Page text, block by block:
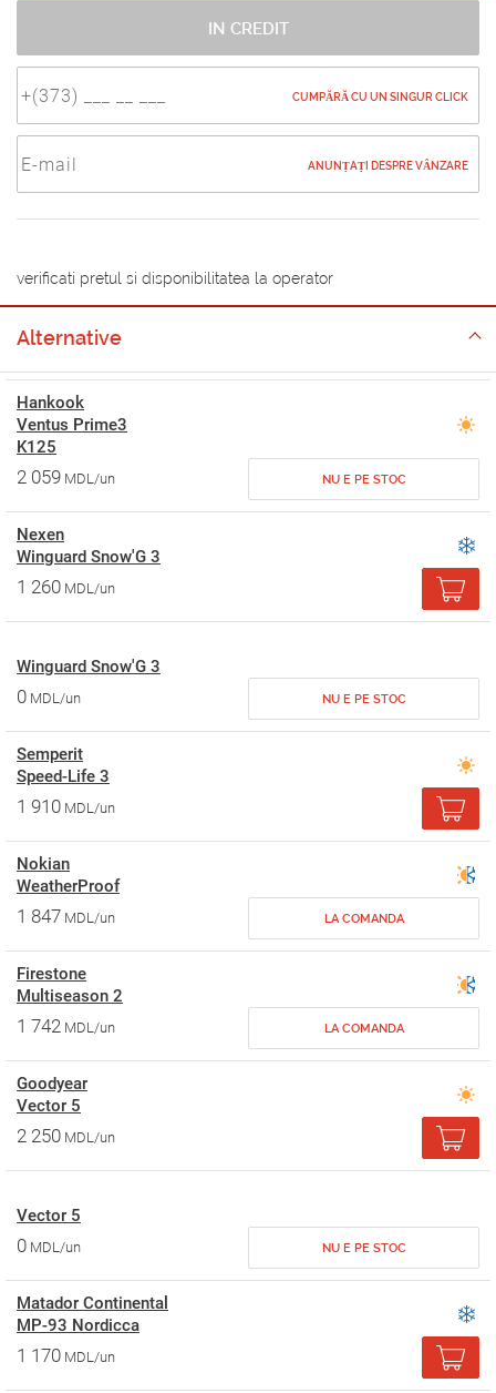
IN CREDIT
CUMPĂRĂ CU UN SINGUR CLICK
ANUNȚAȚI DESPRE VÂNZARE
verificati pretul si disponibilitatea la operator
Alternative
Hankook
Ventus Prime3
K125
2 059 MDL/un NU E PE STOC
Nexen
Winguard Snow'G 3
1 260 MDL/un
Winguard Snow'G 3
0 MDL/un NU E PE STOC
Semperit
Speed-Life 3
1 910 MDL/un
Nokian
WeatherProof
1 847 MDL/un LA COMANDA
Firestone
Multiseason 2
1 742 MDL/un LA COMANDA
Goodyear
Vector 5
2 250 MDL/un
Vector 5
0 MDL/un NU E PE STOC
Matador Continental
MP-93 Nordicca
1 170 MDL/un